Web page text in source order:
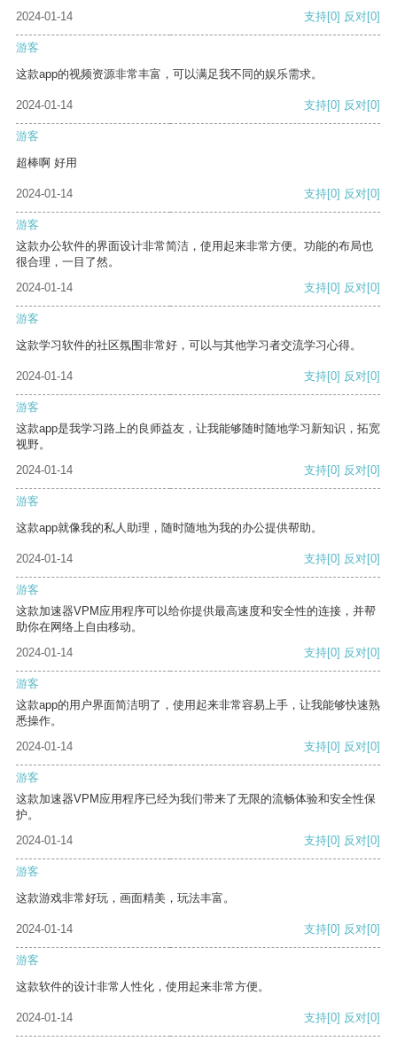
2024-01-14 支持[0] 反对[0]
游客
这款app的视频资源非常丰富，可以满足我不同的娱乐需求。
2024-01-14 支持[0] 反对[0]
游客
超棒啊 好用
2024-01-14 支持[0] 反对[0]
游客
这款办公软件的界面设计非常简洁，使用起来非常方便。功能的布局也
很合理，一目了然。
2024-01-14
支持[0] 反对[0]
游客
这款学习软件的社区氛围非常好，可以与其他学习者交流学习心得。
2024-01-14 支持[0] 反对[0]
游客
这款app是我学习路上的良师益友，让我能够随时随地学习新知识，拓宽
视野。
2024-01-14
支持[0] 反对[0]
游客
这款app就像我的私人助理，随时随地为我的办公提供帮助。
2024-01-14 支持[0] 反对[0]
游客
这款加速器VPM应用程序可以给你提供最高速度和安全性的连接，并帮
助你在网络上自由移动。
2024-01-14
支持[0] 反对[0]
游客
这款app的用户界面简洁明了，使用起来非常容易上手，让我能够快速熟
悉操作。
2024-01-14
支持[0] 反对[0]
游客
这款加速器VPM应用程序已经为我们带来了无限的流畅体验和安全性保
护。
2024-01-14
支持[0] 反对[0]
游客
这款游戏非常好玩，画面精美，玩法丰富。
2024-01-14 支持[0] 反对[0]
游客
这款软件的设计非常人性化，使用起来非常方便。
2024-01-14 支持[0] 反对[0]